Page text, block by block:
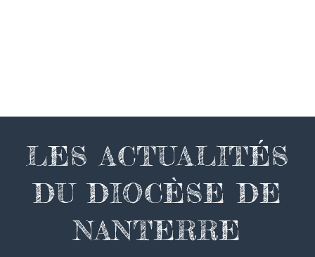
LES ACTUALITÉS
DU DIOCÈSE DE
NANTERRE